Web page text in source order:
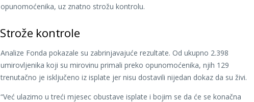
opunomoćenika, uz znatno strožu kontrolu.
Strože kontrole
Analize Fonda pokazale su zabrinjavajuće rezultate. Od ukupno 2.398
umirovljenika koji su mirovinu primali preko opunomoćenika, njih 129
trenutačno je isključeno iz isplate jer nisu dostavili nijedan dokaz da su živi.
“Već ulazimo u treći mjesec obustave isplate i bojim se da će se konačna